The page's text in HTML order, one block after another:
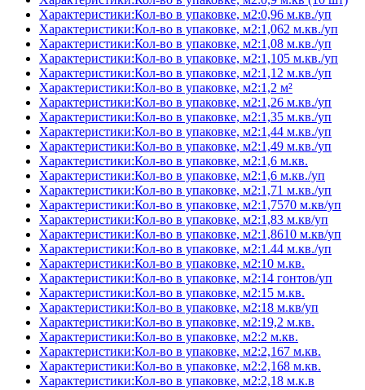
Характеристики:Кол-во в упаковке, м2:0,96 м.кв./уп
Характеристики:Кол-во в упаковке, м2:1,062 м.кв./уп
Характеристики:Кол-во в упаковке, м2:1,08 м.кв./уп
Характеристики:Кол-во в упаковке, м2:1,105 м.кв./уп
Характеристики:Кол-во в упаковке, м2:1,12 м.кв./уп
Характеристики:Кол-во в упаковке, м2:1,2 м²
Характеристики:Кол-во в упаковке, м2:1,26 м.кв./уп
Характеристики:Кол-во в упаковке, м2:1,35 м.кв./уп
Характеристики:Кол-во в упаковке, м2:1,44 м.кв./уп
Характеристики:Кол-во в упаковке, м2:1,49 м.кв./уп
Характеристики:Кол-во в упаковке, м2:1,6 м.кв.
Характеристики:Кол-во в упаковке, м2:1,6 м.кв./уп
Характеристики:Кол-во в упаковке, м2:1,71 м.кв./уп
Характеристики:Кол-во в упаковке, м2:1,7570 м.кв/уп
Характеристики:Кол-во в упаковке, м2:1,83 м.кв/уп
Характеристики:Кол-во в упаковке, м2:1,8610 м.кв/уп
Характеристики:Кол-во в упаковке, м2:1.44 м.кв./уп
Характеристики:Кол-во в упаковке, м2:10 м.кв.
Характеристики:Кол-во в упаковке, м2:14 гонтов/уп
Характеристики:Кол-во в упаковке, м2:15 м.кв.
Характеристики:Кол-во в упаковке, м2:18 м.кв/уп
Характеристики:Кол-во в упаковке, м2:19,2 м.кв.
Характеристики:Кол-во в упаковке, м2:2 м.кв.
Характеристики:Кол-во в упаковке, м2:2,167 м.кв.
Характеристики:Кол-во в упаковке, м2:2,168 м.кв.
Характеристики:Кол-во в упаковке, м2:2,18 м.к.в